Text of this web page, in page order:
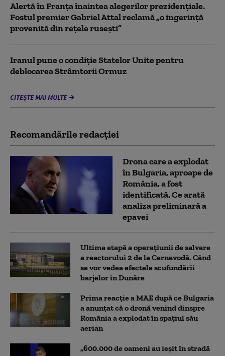
Alertă în Franța înaintea alegerilor prezidențiale.
Fostul premier Gabriel Attal reclamă „o ingerință
provenită din rețele rusești”
Iranul pune o condiție Statelor Unite pentru
deblocarea Strâmtorii Ormuz
CITEȘTE MAI MULTE
Recomandările redacţiei
Drona care a explodat
în Bulgaria, aproape de
România, a fost
identificată. Ce arată
analiza preliminară a
epavei
Ultima etapă a operațiunii de salvare
a reactorului 2 de la Cernavodă. Când
se vor vedea efectele scufundării
barjelor în Dunăre
Prima reacție a MAE după ce Bulgaria
a anunţat că o dronă venind dinspre
România a explodat în spaţiul său
aerian
„600.000 de oameni au ieșit în stradă